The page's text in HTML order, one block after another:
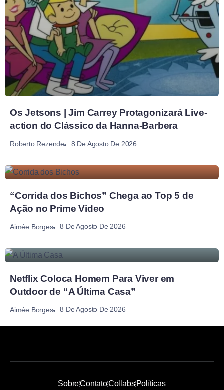
Os Jetsons | Jim Carrey Protagonizará Live-
action do Clássico da Hanna-Barbera
Roberto Rezende 8 De Agosto De 2026
“Corrida dos Bichos” Chega ao Top 5 de
Ação no Prime Video
Aimée Borges 8 De Agosto De 2026
Netflix Coloca Homem Para Viver em
Outdoor de “A Última Casa”
Aimée Borges 8 De Agosto De 2026
SobreContatoCollabsPolíticas